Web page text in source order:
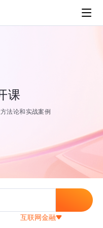
课
法论和实战案例
互联网金融